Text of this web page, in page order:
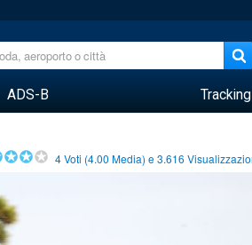
ADS-B
4Voti (4.00 Media) e3.616